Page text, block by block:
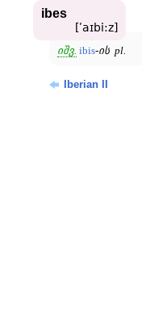
ibes
[ʹaɪbi:z]
იშვ. ibis-ის pl.
Iberian II